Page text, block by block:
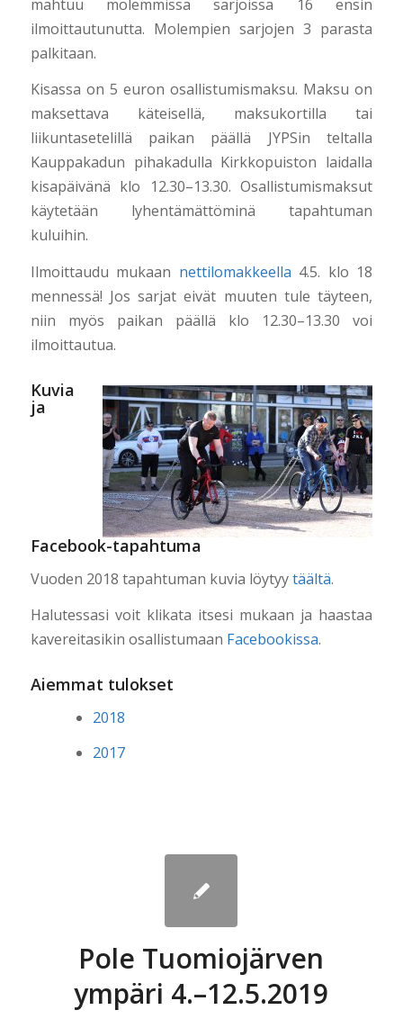
mahtuu molemmissa sarjoissa 16 ensin
ilmoittautunutta. Molempien sarjojen 3 parasta
palkitaan.
Kisassa on 5 euron osallistumismaksu. Maksu on
maksettava käteisellä, maksukortilla tai
liikuntasetelillä paikan päällä JYPSin teltalla
Kauppakadun pihakadulla Kirkkopuiston laidalla
kisapäivänä klo 12.30–13.30. Osallistumismaksut
käytetään lyhentämättöminä tapahtuman
kuluihin.
Ilmoittaudu mukaan nettilomakkeella 4.5. klo 18
mennessä! Jos sarjat eivät muuten tule täyteen,
niin myös paikan päällä klo 12.30–13.30 voi
ilmoittautua.
Kuvia
ja
Facebook-tapahtuma
Vuoden 2018 tapahtuman kuvia löytyytäältä.
Halutessasi voit klikata itsesi mukaan ja haastaa
kavereitasikin osallistumaan Facebookissa.
Aiemmat tulokset
2018
2017
Pole Tuomiojärven
ympäri 4.–12.5.2019